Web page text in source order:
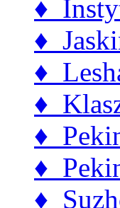
♦
♦
♦
♦
♦
♦
♦